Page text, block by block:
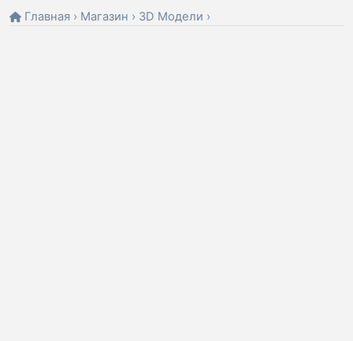
Главная › Магазин › 3D Модели ›